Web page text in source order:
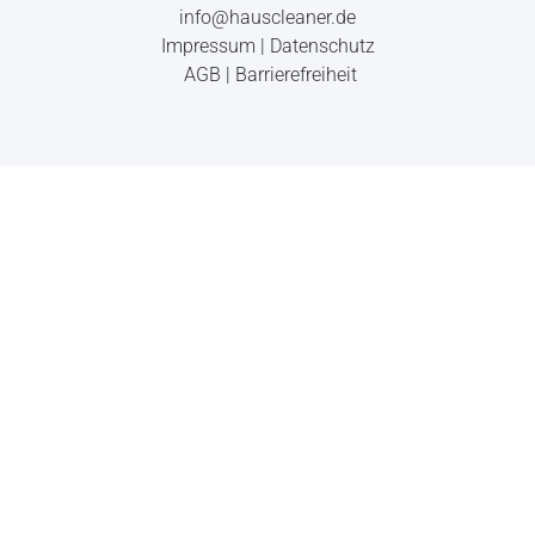
info@hauscleaner.de
Impressum | Datenschutz
AGB | Barrierefreiheit